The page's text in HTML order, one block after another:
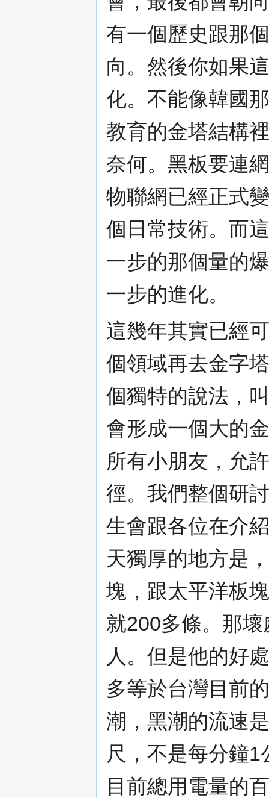
有一個歷史跟那
向。然後你如果
化。不能像韓國
教育的金塔結構
奈何。黑板要連
物聯網已經正式
個日常技術。而
一步的那個量的
一步的進化。
這幾年其實已經
個領域再去金字
個獨特的說法，
會形成一個大的
所有小朋友，允
徑。我們整個研
生會跟各位在介
天獨厚的地方是
塊，跟太平洋板
就200多條。那
人。但是他的好
多等於台灣目前
潮，黑潮的流速
尺，不是每分鐘
目前總用電量的